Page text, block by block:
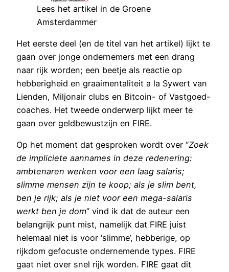
Lees het artikel in de Groene
Amsterdammer
Het eerste deel (en de titel van het artikel) lijkt te
gaan over jonge ondernemers met een drang
naar rijk worden; een beetje als reactie op
hebberigheid en graaimentaliteit a la Sywert van
Lienden, Miljonair clubs en Bitcoin- of Vastgoed-
coaches. Het tweede onderwerp lijkt meer te
gaan over geldbewustzijn en FIRE.
Op het moment dat gesproken wordt over “Zoek
de impliciete aannames in deze redenering:
ambtenaren werken voor een laag salaris;
slimme mensen zijn te koop; als je slim bent,
ben je rijk; als je niet voor een mega-salaris
werkt ben je dom” vind ik dat de auteur een
belangrijk punt mist, namelijk dat FIRE juist
helemaal niet is voor ‘slimme’, hebberige, op
rijkdom gefocuste ondernemende types. FIRE
gaat niet over snel rijk worden. FIRE gaat dit